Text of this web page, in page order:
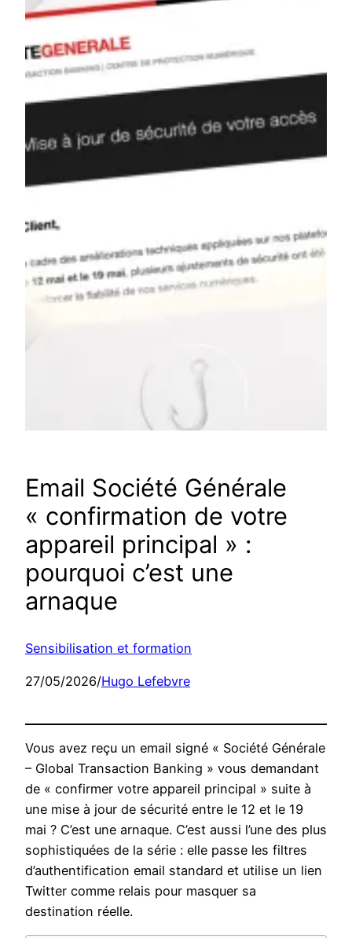
Email Société Générale
« confirmation de votre
appareil principal » :
pourquoi c’est une
arnaque
Sensibilisation et formation
27/05/2026/Hugo Lefebvre
Vous avez reçu un email signé « Société Générale
– Global Transaction Banking » vous demandant
de « confirmer votre appareil principal » suite à
une mise à jour de sécurité entre le 12 et le 19
mai ? C’est une arnaque. C’est aussi l’une des plus
sophistiquées de la série : elle passe les filtres
d’authentification email standard et utilise un lien
Twitter comme relais pour masquer sa
destination réelle.